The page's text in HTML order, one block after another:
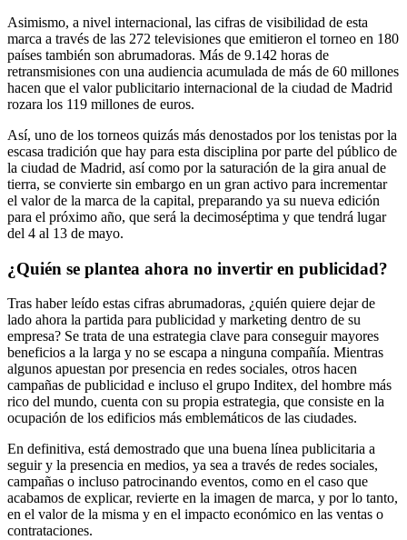
Asimismo, a nivel internacional, las cifras de visibilidad de esta
marca a través de las 272 televisiones que emitieron el torneo en 180
países también son abrumadoras. Más de 9.142 horas de
retransmisiones con una audiencia acumulada de más de 60 millones
hacen que el valor publicitario internacional de la ciudad de Madrid
rozara los 119 millones de euros.
Así, uno de los torneos quizás más denostados por los tenistas por la
escasa tradición que hay para esta disciplina por parte del público de
la ciudad de Madrid, así como por la saturación de la gira anual de
tierra, se convierte sin embargo en un gran activo para incrementar
el valor de la marca de la capital, preparando ya su nueva edición
para el próximo año, que será la decimoséptima y que tendrá lugar
del 4 al 13 de mayo.
¿Quién se plantea ahora no invertir en publicidad?
Tras haber leído estas cifras abrumadoras, ¿quién quiere dejar de
lado ahora la partida para publicidad y marketing dentro de su
empresa? Se trata de una estrategia clave para conseguir mayores
beneficios a la larga y no se escapa a ninguna compañía. Mientras
algunos apuestan por presencia en redes sociales, otros hacen
campañas de publicidad e incluso el grupo Inditex, del hombre más
rico del mundo, cuenta con su propia estrategia, que consiste en la
ocupación de los edificios más emblemáticos de las ciudades.
En definitiva, está demostrado que una buena línea publicitaria a
seguir y la presencia en medios, ya sea a través de redes sociales,
campañas o incluso patrocinando eventos, como en el caso que
acabamos de explicar, revierte en la imagen de marca, y por lo tanto,
en el valor de la misma y en el impacto económico en las ventas o
contrataciones.